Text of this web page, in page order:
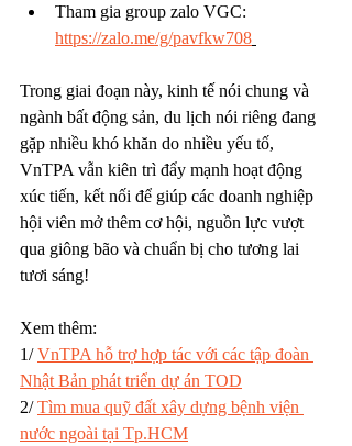
Tham gia group zalo VGC:
https://zalo.me/g/pavfkw708
Trong giai đoạn này, kinh tế nói chung và
ngành bất động sản, du lịch nói riêng đang
gặp nhiều khó khăn do nhiều yếu tố,
VnTPA vẫn kiên trì đẩy mạnh hoạt động
xúc tiến, kết nối để giúp các doanh nghiệp
hội viên mở thêm cơ hội, nguồn lực vượt
qua giông bão và chuẩn bị cho tương lai
tươi sáng!
Xem thêm:
1/ VnTPA hỗ trợ hợp tác với các tập đoàn
Nhật Bản phát triển dự án TOD
2/ Tìm mua quỹ đất xây dựng bệnh viện
nước ngoài tại Tp.HCM